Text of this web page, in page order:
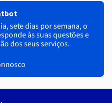
sete dias por semana, o
às suas questões e
dos seus serviços.